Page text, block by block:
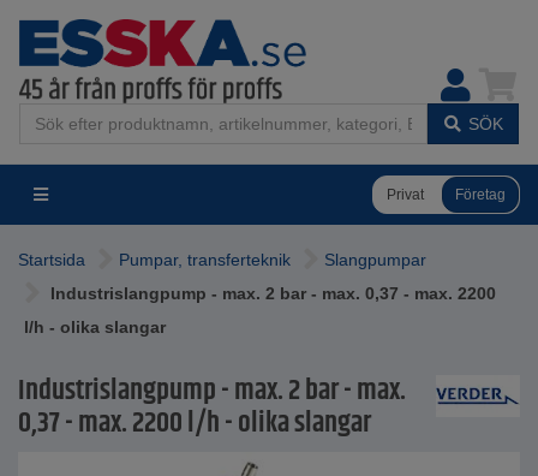
SÖK
Privat Företag
Startsida Pumpar, transferteknik
Slangpumpar
Industrislangpump - max. 2 bar - max. 0,37 - max. 2200
l/h - olika slangar
Industrislangpump - max. 2 bar - max.
0,37 - max. 2200 l/h - olika slangar